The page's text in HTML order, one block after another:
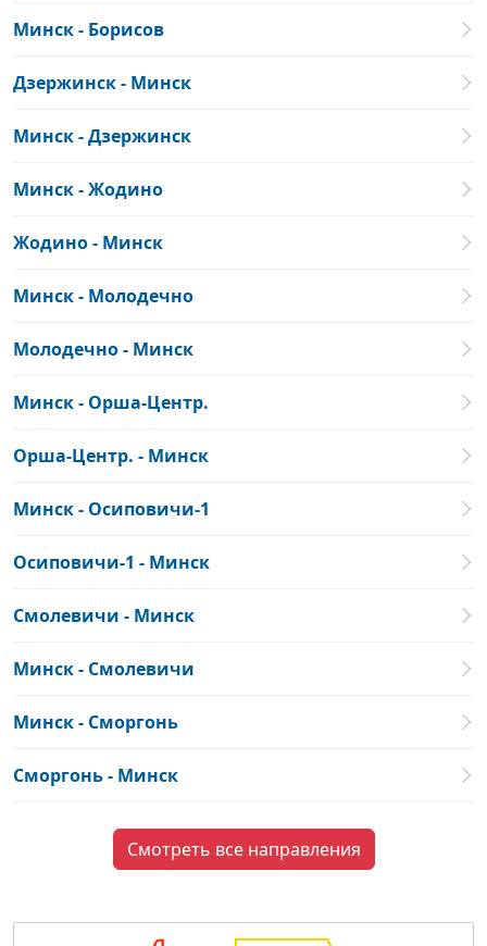
Минск - Борисов
Дзержинск - Минск
Минск - Дзержинск
Минск - Жодино
Жодино - Минск
Минск - Молодечно
Молодечно - Минск
Минск - Орша-Центр.
Орша-Центр. - Минск
Минск - Осиповичи-1
Осиповичи-1 - Минск
Смолевичи - Минск
Минск - Смолевичи
Минск - Сморгонь
Сморгонь - Минск
Смотреть все направления